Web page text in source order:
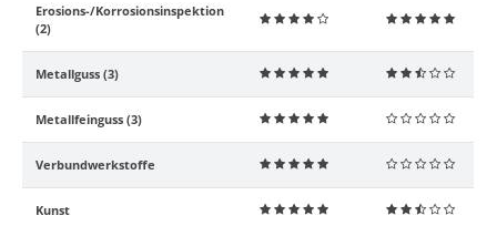
Erosions-/Korrosionsinspektion
(2)
         
Metallguss (3)          
Metallfeinguss (3)          
Verbundwerkstoffe          
Kunst          